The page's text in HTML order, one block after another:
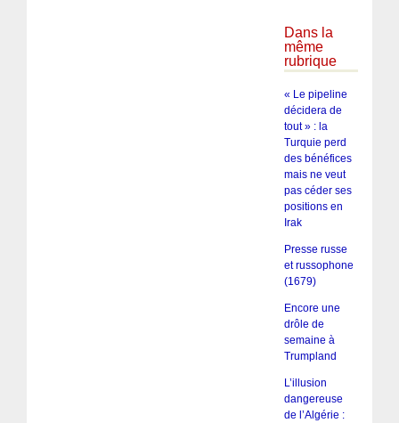
Dans la
même
rubrique
« Le pipeline
décidera de
tout » : la
Turquie perd
des bénéfices
mais ne veut
pas céder ses
positions en
Irak
Presse russe
et russophone
(1679)
Encore une
drôle de
semaine à
Trumpland
L’illusion
dangereuse
de l’Algérie :